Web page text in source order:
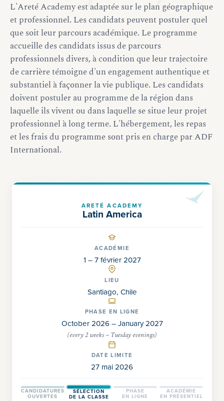
L'Areté Academy est adaptée sur le plan géographique
et professionnel. Les candidats peuvent postuler quel
que soit leur parcours académique. Le programme
accueille des candidats issus de parcours
professionnels divers, à condition que leur trajectoire
de carrière témoigne d'un engagement authentique et
substantiel à façonner la vie publique. Les candidats
doivent postuler au programme de la région dans
laquelle ils vivent ou dans laquelle se situe leur projet
professionnel à long terme. L'hébergement, les repas
et les frais du programme sont pris en charge par ADF
International.
ARETÉ ACADEMY
Latin America
ACADÉMIE
1 – 7 février 2027
LIEU
Santiago, Chile
PHASE EN LIGNE
October 2026 – January 2027
(every 2 weeks – Tuesday evenings)
DATE LIMITE
27 mai 2026
CANDIDATURES
OUVERTES
SÉLECTION
DE LA CLASSE
PHASE
EN LIGNE
ACADÉMIE
EN PRÉSENTIEL